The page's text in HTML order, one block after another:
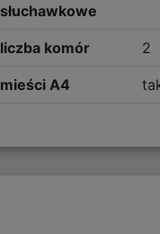
słuchawkowe
liczba komór 2
mieści A4